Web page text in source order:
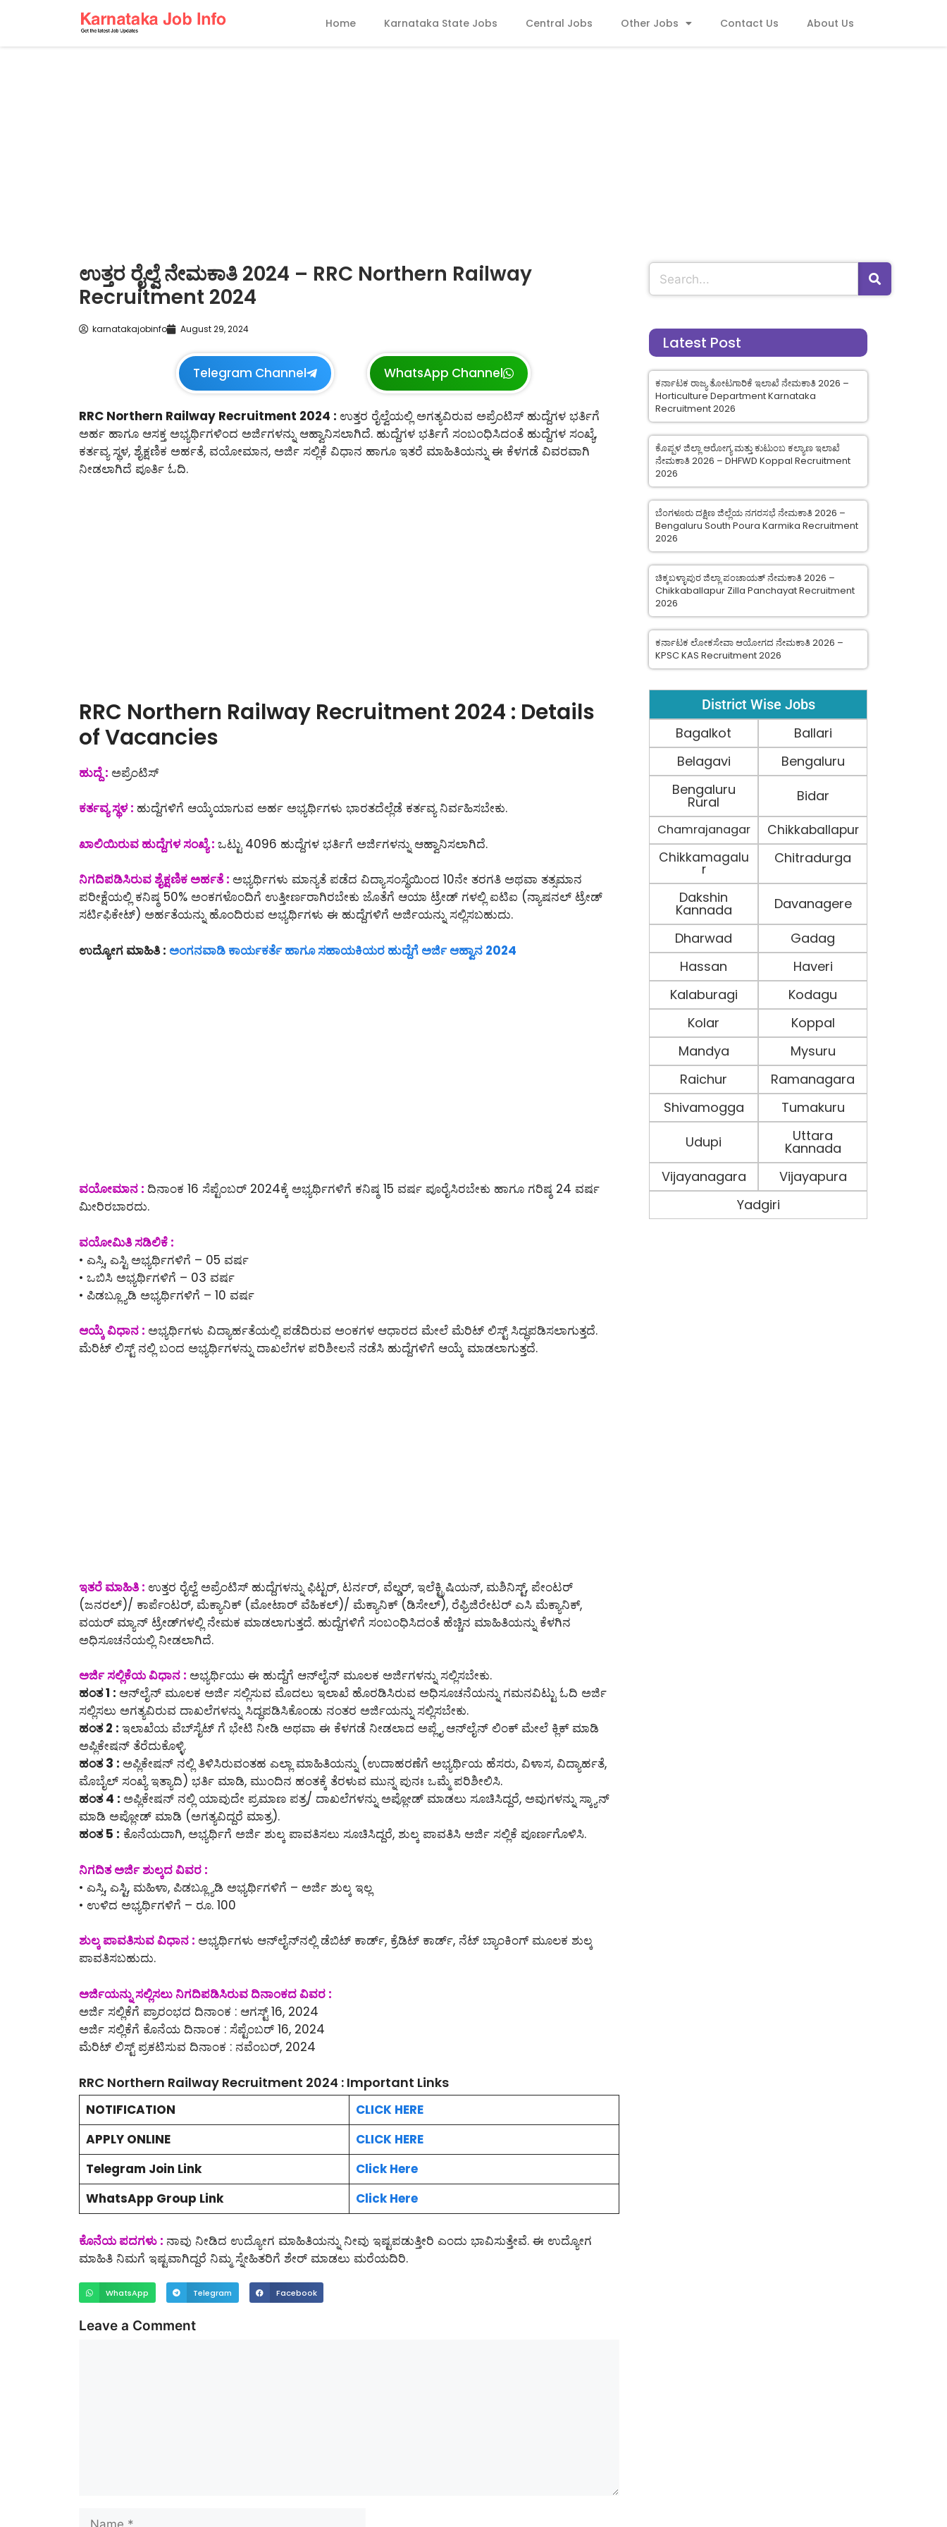
Home Karnataka State Jobs Central Jobs Other Jobs Contact Us About Us
ಉತ್ತರ ರೈಲ್ವೆ ನೇಮಕಾತಿ 2024 – RRC Northern Railway
Recruitment 2024
karnatakajobinfo August 29, 2024
Telegram Channel WhatsApp Channel
RRC Northern Railway Recruitment 2024 : ಉತ್ತರ ರೈಲ್ವೆಯಲ್ಲಿ ಅಗತ್ಯವಿರುವ ಅಪ್ರೆಂಟಿಸ್ ಹುದ್ದೆಗಳ ಭರ್ತಿಗೆ
ಅರ್ಹ ಹಾಗೂ ಆಸಕ್ತ ಅಭ್ಯರ್ಥಿಗಳಿಂದ ಅರ್ಜಿಗಳನ್ನು ಆಹ್ವಾನಿಸಲಾಗಿದೆ. ಹುದ್ದೆಗಳ ಭರ್ತಿಗೆ ಸಂಬಂಧಿಸಿದಂತೆ ಹುದ್ದೆಗಳ ಸಂಖ್ಯೆ,
ಕರ್ತವ್ಯ ಸ್ಥಳ, ಶೈಕ್ಷಣಿಕ ಅರ್ಹತೆ, ವಯೋಮಾನ, ಅರ್ಜಿ ಸಲ್ಲಿಕೆ ವಿಧಾನ ಹಾಗೂ ಇತರೆ ಮಾಹಿತಿಯನ್ನು ಈ ಕೆಳಗಡೆ ವಿವರವಾಗಿ
ನೀಡಲಾಗಿದೆ ಪೂರ್ತಿ ಓದಿ.
RRC Northern Railway Recruitment 2024 : Details
of Vacancies
ಹುದ್ದೆ : ಅಪ್ರೆಂಟಿಸ್
ಕರ್ತವ್ಯ ಸ್ಥಳ : ಹುದ್ದೆಗಳಿಗೆ ಆಯ್ಕೆಯಾಗುವ ಅರ್ಹ ಅಭ್ಯರ್ಥಿಗಳು ಭಾರತದೆಲ್ಲೆಡೆ ಕರ್ತವ್ಯ ನಿರ್ವಹಿಸಬೇಕು.
ಖಾಲಿಯಿರುವ ಹುದ್ದೆಗಳ ಸಂಖ್ಯೆ : ಒಟ್ಟು 4096 ಹುದ್ದೆಗಳ ಭರ್ತಿಗೆ ಅರ್ಜಿಗಳನ್ನು ಆಹ್ವಾನಿಸಲಾಗಿದೆ.
ನಿಗದಿಪಡಿಸಿರುವ ಶೈಕ್ಷಣಿಕ ಅರ್ಹತೆ : ಅಭ್ಯರ್ಥಿಗಳು ಮಾನ್ಯತೆ ಪಡೆದ ವಿದ್ಯಾಸಂಸ್ಥೆಯಿಂದ 10ನೇ ತರಗತಿ ಅಥವಾ ತತ್ಸಮಾನ
ಪರೀಕ್ಷೆಯಲ್ಲಿ ಕನಿಷ್ಠ 50% ಅಂಕಗಳೊಂದಿಗೆ ಉತ್ತೀರ್ಣರಾಗಿರಬೇಕು ಜೊತೆಗೆ ಆಯಾ ಟ್ರೇಡ್ ಗಳಲ್ಲಿ ಐಟಿಐ (ನ್ಯಾಷನಲ್ ಟ್ರೇಡ್
ಸರ್ಟಿಫಿಕೇಟ್) ಅರ್ಹತೆಯನ್ನು ಹೊಂದಿರುವ ಅಭ್ಯರ್ಥಿಗಳು ಈ ಹುದ್ದೆಗಳಿಗೆ ಅರ್ಜಿಯನ್ನು ಸಲ್ಲಿಸಬಹುದು.
ಉದ್ಯೋಗ ಮಾಹಿತಿ : ಅಂಗನವಾಡಿ ಕಾರ್ಯಕರ್ತೆ ಹಾಗೂ ಸಹಾಯಕಿಯರ ಹುದ್ದೆಗೆ ಅರ್ಜಿ ಆಹ್ವಾನ 2024
ವಯೋಮಾನ : ದಿನಾಂಕ 16 ಸೆಪ್ಟೆಂಬರ್ 2024ಕ್ಕೆ ಅಭ್ಯರ್ಥಿಗಳಿಗೆ ಕನಿಷ್ಠ 15 ವರ್ಷ ಪೂರೈಸಿರಬೇಕು ಹಾಗೂ ಗರಿಷ್ಠ 24 ವರ್ಷ
ಮೀರಿರಬಾರದು.
ವಯೋಮಿತಿ ಸಡಿಲಿಕೆ :
• ಎಸ್ಸಿ, ಎಸ್ಟಿ ಅಭ್ಯರ್ಥಿಗಳಿಗೆ – 05 ವರ್ಷ
• ಒಬಿಸಿ ಅಭ್ಯರ್ಥಿಗಳಿಗೆ – 03 ವರ್ಷ
• ಪಿಡಬ್ಲ್ಯೂಡಿ ಅಭ್ಯರ್ಥಿಗಳಿಗೆ – 10 ವರ್ಷ
ಆಯ್ಕೆ ವಿಧಾನ : ಅಭ್ಯರ್ಥಿಗಳು ವಿದ್ಯಾರ್ಹತೆಯಲ್ಲಿ ಪಡೆದಿರುವ ಅಂಕಗಳ ಆಧಾರದ ಮೇಲೆ ಮೆರಿಟ್ ಲಿಸ್ಟ್ ಸಿದ್ಧಪಡಿಸಲಾಗುತ್ತದೆ.
ಮೆರಿಟ್ ಲಿಸ್ಟ್ ನಲ್ಲಿ ಬಂದ ಅಭ್ಯರ್ಥಿಗಳನ್ನು ದಾಖಲೆಗಳ ಪರಿಶೀಲನೆ ನಡೆಸಿ ಹುದ್ದೆಗಳಿಗೆ ಆಯ್ಕೆ ಮಾಡಲಾಗುತ್ತದೆ.
ಇತರೆ ಮಾಹಿತಿ : ಉತ್ತರ ರೈಲ್ವೆ ಅಪ್ರೆಂಟಿಸ್ ಹುದ್ದೆಗಳನ್ನು ಫಿಟ್ಟರ್, ಟರ್ನರ್, ವೆಲ್ಡರ್, ಇಲೆಕ್ಟ್ರಿಷಿಯನ್, ಮಶಿನಿಸ್ಟ್, ಪೇಂಟರ್
(ಜನರಲ್)/ ಕಾರ್ಪೆಂಟರ್, ಮೆಕ್ಯಾನಿಕ್ (ಮೋಟಾರ್ ವೆಹಿಕಲ್)/ ಮೆಕ್ಯಾನಿಕ್ (ಡಿಸೇಲ್), ರೆಫ್ರಿಜಿರೇಟರ್ ಎಸಿ ಮೆಕ್ಯಾನಿಕ್,
ವಯರ್ ಮ್ಯಾನ್ ಟ್ರೇಡ್‌ಗಳಲ್ಲಿ ನೇಮಕ ಮಾಡಲಾಗುತ್ತದೆ. ಹುದ್ದೆಗಳಿಗೆ ಸಂಬಂಧಿಸಿದಂತೆ ಹೆಚ್ಚಿನ ಮಾಹಿತಿಯನ್ನು ಕೆಳಗಿನ
ಅಧಿಸೂಚನೆಯಲ್ಲಿ ನೀಡಲಾಗಿದೆ.
ಅರ್ಜಿ ಸಲ್ಲಿಕೆಯ ವಿಧಾನ : ಅಭ್ಯರ್ಥಿಯು ಈ ಹುದ್ದೆಗೆ ಆನ್‌ಲೈನ್‌ ಮೂಲಕ ಅರ್ಜಿಗಳನ್ನು ಸಲ್ಲಿಸಬೇಕು.
ಹಂತ 1 : ಆನ್‌ಲೈನ್‌ ಮೂಲಕ ಅರ್ಜಿ ಸಲ್ಲಿಸುವ ಮೊದಲು ಇಲಾಖೆ ಹೊರಡಿಸಿರುವ ಅಧಿಸೂಚನೆಯನ್ನು ಗಮನವಿಟ್ಟು ಓದಿ ಅರ್ಜಿ
ಸಲ್ಲಿಸಲು ಅಗತ್ಯವಿರುವ ದಾಖಲೆಗಳನ್ನು ಸಿದ್ಧಪಡಿಸಿಕೊಂಡು ನಂತರ ಅರ್ಜಿಯನ್ನು ಸಲ್ಲಿಸಬೇಕು.
ಹಂತ 2 : ಇಲಾಖೆಯ ವೆಬ್‌ಸೈಟ್ ಗೆ ಭೇಟಿ ನೀಡಿ ಅಥವಾ ಈ ಕೆಳಗಡೆ ನೀಡಲಾದ ಅಪ್ಲೈ ಆನ್‌ಲೈನ್‌ ಲಿಂಕ್ ಮೇಲೆ ಕ್ಲಿಕ್ ಮಾಡಿ
ಅಪ್ಲಿಕೇಷನ್ ತೆರೆದುಕೊಳ್ಳಿ.
ಹಂತ 3 : ಅಪ್ಲಿಕೇಷನ್ ನಲ್ಲಿ ತಿಳಿಸಿರುವಂತಹ ಎಲ್ಲಾ ಮಾಹಿತಿಯನ್ನು (ಉದಾಹರಣೆಗೆ ಅಭ್ಯರ್ಥಿಯ ಹೆಸರು, ವಿಳಾಸ, ವಿದ್ಯಾರ್ಹತೆ,
ಮೊಬೈಲ್ ಸಂಖ್ಯೆ ಇತ್ಯಾದಿ) ಭರ್ತಿ ಮಾಡಿ, ಮುಂದಿನ ಹಂತಕ್ಕೆ ತೆರಳುವ ಮುನ್ನ ಪುನಃ ಒಮ್ಮೆ ಪರಿಶೀಲಿಸಿ.
ಹಂತ 4 : ಅಪ್ಲಿಕೇಷನ್ ನಲ್ಲಿ ಯಾವುದೇ ಪ್ರಮಾಣ ಪತ್ರ/ ದಾಖಲೆಗಳನ್ನು ಅಪ್ಲೋಡ್ ಮಾಡಲು ಸೂಚಿಸಿದ್ದರೆ, ಅವುಗಳನ್ನು ಸ್ಕ್ಯಾನ್
ಮಾಡಿ ಅಪ್ಲೋಡ್ ಮಾಡಿ (ಅಗತ್ಯವಿದ್ದರೆ ಮಾತ್ರ).
ಹಂತ 5 : ಕೊನೆಯದಾಗಿ, ಅಭ್ಯರ್ಥಿಗೆ ಅರ್ಜಿ ಶುಲ್ಕ ಪಾವತಿಸಲು ಸೂಚಿಸಿದ್ದರೆ, ಶುಲ್ಕ ಪಾವತಿಸಿ ಅರ್ಜಿ ಸಲ್ಲಿಕೆ ಪೂರ್ಣಗೊಳಿಸಿ.
ನಿಗದಿತ ಅರ್ಜಿ ಶುಲ್ಕದ ವಿವರ :
• ಎಸ್ಸಿ, ಎಸ್ಟಿ, ಮಹಿಳಾ, ಪಿಡಬ್ಲ್ಯೂಡಿ ಅಭ್ಯರ್ಥಿಗಳಿಗೆ – ಅರ್ಜಿ ಶುಲ್ಕ ಇಲ್ಲ
• ಉಳಿದ ಅಭ್ಯರ್ಥಿಗಳಿಗೆ – ರೂ. 100
ಶುಲ್ಕ ಪಾವತಿಸುವ ವಿಧಾನ : ಅಭ್ಯರ್ಥಿಗಳು ಆನ್‌ಲೈನ್‌ನಲ್ಲಿ ಡೆಬಿಟ್ ಕಾರ್ಡ್, ಕ್ರೆಡಿಟ್ ಕಾರ್ಡ್, ನೆಟ್ ಬ್ಯಾಂಕಿಂಗ್ ಮೂಲಕ ಶುಲ್ಕ
ಪಾವತಿಸಬಹುದು.
ಅರ್ಜಿಯನ್ನು ಸಲ್ಲಿಸಲು ನಿಗದಿಪಡಿಸಿರುವ ದಿನಾಂಕದ ವಿವರ :
ಅರ್ಜಿ ಸಲ್ಲಿಕೆಗೆ ಪ್ರಾರಂಭದ ದಿನಾಂಕ : ಆಗಸ್ಟ್ 16, 2024
ಅರ್ಜಿ ಸಲ್ಲಿಕೆಗೆ ಕೊನೆಯ ದಿನಾಂಕ : ಸೆಪ್ಟೆಂಬರ್ 16, 2024
ಮೆರಿಟ್ ಲಿಸ್ಟ್ ಪ್ರಕಟಿಸುವ ದಿನಾಂಕ : ನವೆಂಬರ್, 2024
RRC Northern Railway Recruitment 2024 : Important Links
NOTIFICATION
CLICK HERE
APPLY ONLINE
CLICK HERE
Telegram Join Link
Click Here
WhatsApp Group Link
Click Here
ಕೊನೆಯ ಪದಗಳು : ನಾವು ನೀಡಿದ ಉದ್ಯೋಗ ಮಾಹಿತಿಯನ್ನು ನೀವು ಇಷ್ಟಪಡುತ್ತೀರಿ ಎಂದು ಭಾವಿಸುತ್ತೇವೆ. ಈ ಉದ್ಯೋಗ
ಮಾಹಿತಿ ನಿಮಗೆ ಇಷ್ಟವಾಗಿದ್ದರೆ ನಿಮ್ಮ ಸ್ನೇಹಿತರಿಗೆ ಶೇರ್ ಮಾಡಲು ಮರೆಯದಿರಿ.
WhatsApp Telegram Facebook
Leave a Comment
Latest Post
ಕರ್ನಾಟಕ ರಾಜ್ಯ ತೋಟಗಾರಿಕೆ ಇಲಾಖೆ ನೇಮಕಾತಿ 2026 –
Horticulture Department Karnataka
Recruitment 2026
ಕೊಪ್ಪಳ ಜಿಲ್ಲಾ ಆರೋಗ್ಯ ಮತ್ತು ಕುಟುಂಬ ಕಲ್ಯಾಣ ಇಲಾಖೆ
ನೇಮಕಾತಿ 2026 – DHFWD Koppal Recruitment
2026
ಬೆಂಗಳೂರು ದಕ್ಷಿಣ ಜಿಲ್ಲೆಯ ನಗರಸಭೆ ನೇಮಕಾತಿ 2026 –
Bengaluru South Poura Karmika Recruitment
2026
ಚಿಕ್ಕಬಳ್ಳಾಪುರ ಜಿಲ್ಲಾ ಪಂಚಾಯತ್ ನೇಮಕಾತಿ 2026 –
Chikkaballapur Zilla Panchayat Recruitment
2026
ಕರ್ನಾಟಕ ಲೋಕಸೇವಾ ಆಯೋಗದ ನೇಮಕಾತಿ 2026 –
KPSC KAS Recruitment 2026
District Wise Jobs
Bagalkot
Ballari
Belagavi
Bengaluru
Bengaluru
Rural Bidar
Chamrajanagar
Chikkaballapur
Chikkamagalu
r
Chitradurga
Dakshin
Kannada
Davanagere
Dharwad
Gadag
Hassan
Haveri
Kalaburagi
Kodagu
Kolar
Koppal
Mandya
Mysuru
Raichur
Ramanagara
Shivamogga
Tumakuru
Udupi
Uttara
Kannada
Vijayanagara
Vijayapura
Yadgiri